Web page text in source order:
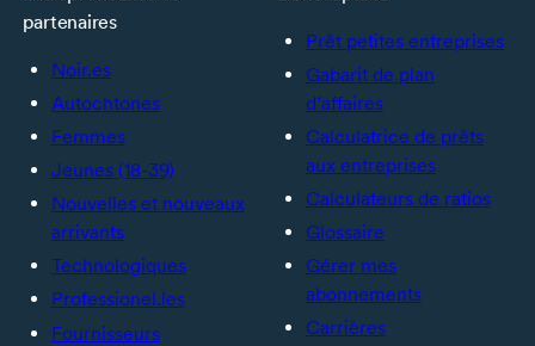
partenaires
Noir.es
Autochtones
Femmes
Jeunes (18-39)
Nouvelles et nouveaux
arrivants
Technologiques
Professionel.les
Fournisseurs
Prêt petites entreprises
Gabarit de plan
d’affaires
Calculatrice de prêts
aux entreprises
Calculateurs de ratios
Glossaire
Gérer mes
abonnements
Carrières